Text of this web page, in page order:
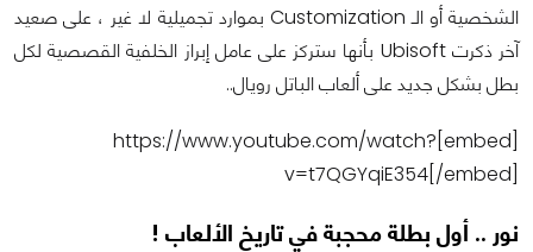
الشخصية أو الـ Customization بموارد تجميلية لا غير ، على صعيد
آخر ذكرت Ubisoft بأنها ستركز على عامل إبراز الخلفية القصصية لكل
بطل بشكل جديد على ألعاب الباتل رويال..
[embed]https://www.youtube.com/watch?
v=t7QGYqiE354[/embed]
نور .. أول بطلة محجبة في تاريخ الألعاب !